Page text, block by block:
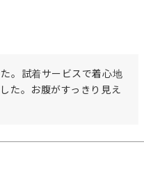
。試着サービスで着心地
た。お腹がすっきり見え